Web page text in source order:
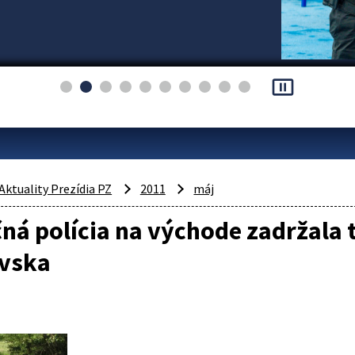
pause_presentation
Prezídia PZ 2011 máj
polícia na východe